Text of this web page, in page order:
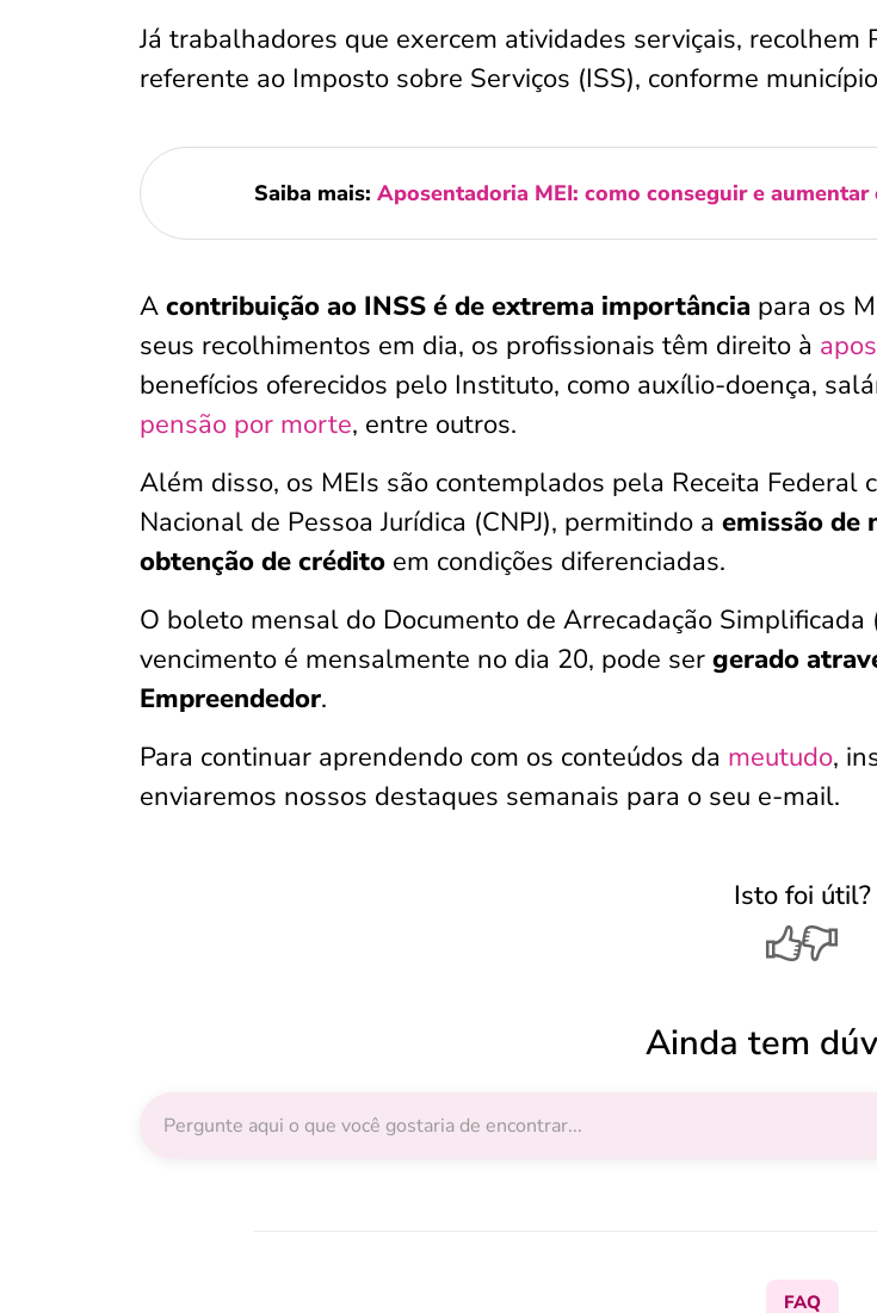
Já trabalhadores que exercem atividades serviçais, recolhem
referente ao Imposto sobre Serviços (ISS), conforme
Saiba mais: Aposentadoria MEI: como conseguir e aumentar
A contribuição ao INSS é de extrema importância para os
seus recolhimentos em dia, os profissionais têm direito à
benefícios oferecidos pelo Instituto, como auxílio-doença,
pensão por morte, entre outros.
Além disso, os MEIs são contemplados pela Receita Federal
Nacional de Pessoa Jurídica (CNPJ), permitindo a emissão de
obtenção de crédito em condições diferenciadas.
O boleto mensal do Documento de Arrecadação Simplificada
vencimento é mensalmente no dia 20, pode ser gerado
Empreendedor.
Para continuar aprendendo com os conteúdos da meutudo,
enviaremos nossos destaques semanais para o seu e-mail.
Isto foi útil?
Ainda tem
FAQ